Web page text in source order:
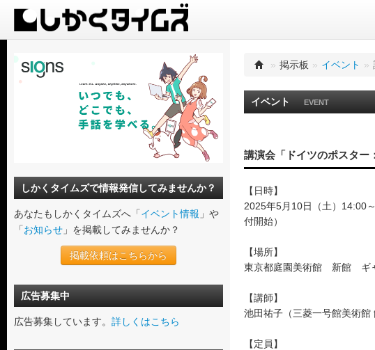
しかくタイムズで情報発信してみませんか？
あなたもしかくタイムズへ「イベント情報 」や
「お知らせ 」を掲載してみませんか？
掲載依頼はこちらから
広告募集中
広告募集しています。 詳しくはこちら
» 掲示板 » イベント »
イベント EVENT
講演会「ドイツのポスター
【日時】
2025年5月10日（土）14:00
付開始）
【場所】
東京都庭園美術館 新館 ギ
【講師】
池田祐子（三菱一号館美術館
【定員】